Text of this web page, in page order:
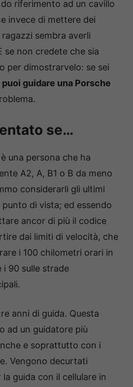
riferimento ad un cavillo
invece di mettere dei
sembra averli
se non credete che sia
per dimostrarvelo: se sei
puoi guidare una Porsche
se…
una persona che ha
A2, A, B1 o B da meno
considerarli gli ultimi
di vista; ed essendo
ancor di più il codice
dai limiti di velocità, che
i 100 chilometri orari in
i 90 sulle strade
anni di guida. Questa
ad un guidatore più
e soprattutto con i
Vengono decurtati
guida con il cellulare in